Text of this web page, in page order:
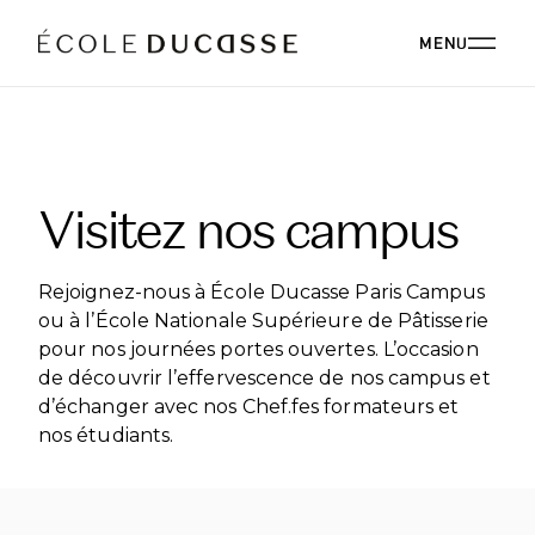
MENU
A PROPOS ÉCOLE DUCASSE
NOTRE PHILOSOPHIE
NOTRE FACULTÉ
NOS ALUMNI
STRATÉGIE RSE
COMITÉ DE DIRECTION
BLOG
NOS CAMPUS
NOS CAMPUS EN FRANCE
ÉCOLE DUCASSE PARIS CAMPUS
Paris, France
ÉCOLE NATIONALE SUPÉRIEURE DE PÂTISSERIE
Yssingeaux, France
PROGRAMMES
ENSEIGNEMENT SUPÉRIEUR
RECONVERSION
PERFECTIONNEMENT
ÉVÉNEMENTIEL
ÉVÉNEMENTIEL
RESTAURANT
Visitez nos campus
Rejoignez-nous à École Ducasse Paris Campus
ou à l’École Nationale Supérieure de Pâtisserie
pour nos journées portes ouvertes. L’occasion
de découvrir l’effervescence de nos campus et
d’échanger avec nos Chef.fes formateurs et
nos étudiants.